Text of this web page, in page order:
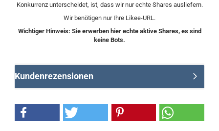
Konkurrenz unterscheidet, ist, dass wir nur echte Shares ausliefern.
Wir benötigen nur Ihre Likee-URL.
Wichtiger Hinweis: Sie erwerben hier echte aktive Shares, es sind
keine Bots.
Kundenrezensionen